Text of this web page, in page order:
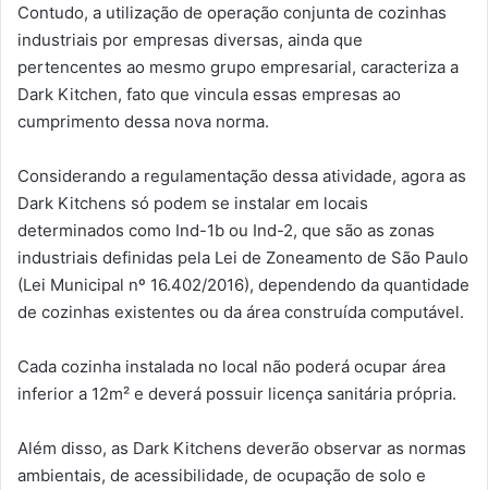
Contudo, a utilização de operação conjunta de cozinhas
industriais por empresas diversas, ainda que
pertencentes ao mesmo grupo empresarial, caracteriza a
Dark Kitchen, fato que vincula essas empresas ao
cumprimento dessa nova norma.
Considerando a regulamentação dessa atividade, agora as
Dark Kitchens só podem se instalar em locais
determinados como Ind-1b ou Ind-2, que são as zonas
industriais definidas pela Lei de Zoneamento de São Paulo
(Lei Municipal nº 16.402/2016), dependendo da quantidade
de cozinhas existentes ou da área construída computável.
Cada cozinha instalada no local não poderá ocupar área
inferior a 12m² e deverá possuir licença sanitária própria.
Além disso, as Dark Kitchens deverão observar as normas
ambientais, de acessibilidade, de ocupação de solo e